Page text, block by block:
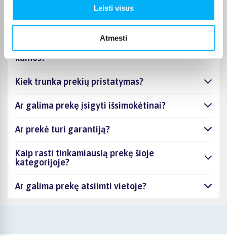
Leisti visus
Atmesti
Kokios TOP 5 perkamiausios prekės
Mamai ir vaikui - kiek skirtingų prekių turite
šioje kategorijoje ir nuo kiek prasideda jų
kainos?
Kiek trunka prekių pristatymas?
Ar galima prekę įsigyti išsimokėtinai?
Ar prekė turi garantiją?
Kaip rasti tinkamiausią prekę šioje
kategorijoje?
Ar galima prekę atsiimti vietoje?